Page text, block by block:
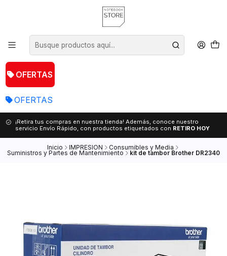
OFERTAS
OFERTAS
¡Retira tus compras en nuestra tienda! Además, conoce nuestro
servicio Envío Rápido, con productos etiquetados con RETIRO HOY
Inicio IMPRESION Consumibles y Media
Suministros y Partes de Mantenimiento kit de tambor Brother DR2340